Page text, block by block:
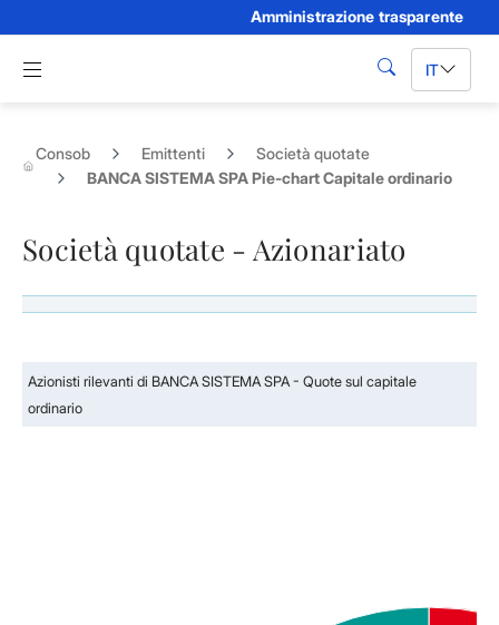
Amministrazione trasparente
Apri menu di navigazione
cerca IT
Consob Emittenti
Società quotate
BANCA SISTEMA SPA Pie-chart Capitale ordinario
Società quotate - Azionariato
Azionisti rilevanti di BANCA SISTEMA SPA - Quote sul capitale
ordinario